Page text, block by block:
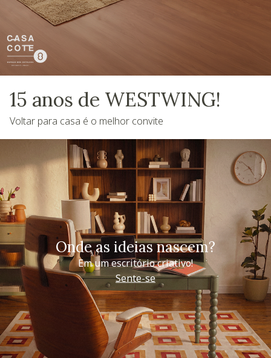
15 anos de WESTWING!
Voltar para casa é o melhor convite
Onde as ideias nascem?
Em um escritório criativo!
Sente-se